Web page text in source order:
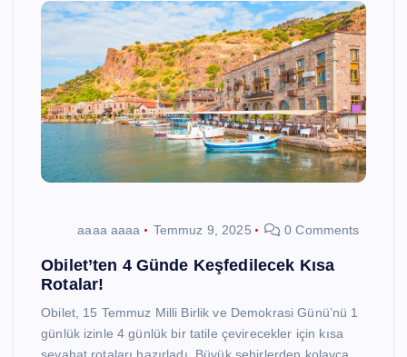
aaaa aaaa Temmuz 9, 2025 0 Comments
Obilet’ten 4 Günde Keşfedilecek Kısa
Rotalar!
Obilet, 15 Temmuz Milli Birlik ve Demokrasi Günü’nü 1
günlük izinle 4 günlük bir tatile çevirecekler için kısa